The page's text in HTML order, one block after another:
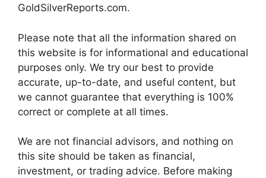
GoldSilverReports.com.
Please note that all the information shared on
this website is for informational and educational
purposes only. We try our best to provide
accurate, up-to-date, and useful content, but
we cannot guarantee that everything is 100%
correct or complete at all times.
We are not financial advisors, and nothing on
this site should be taken as financial,
investment, or trading advice. Before making